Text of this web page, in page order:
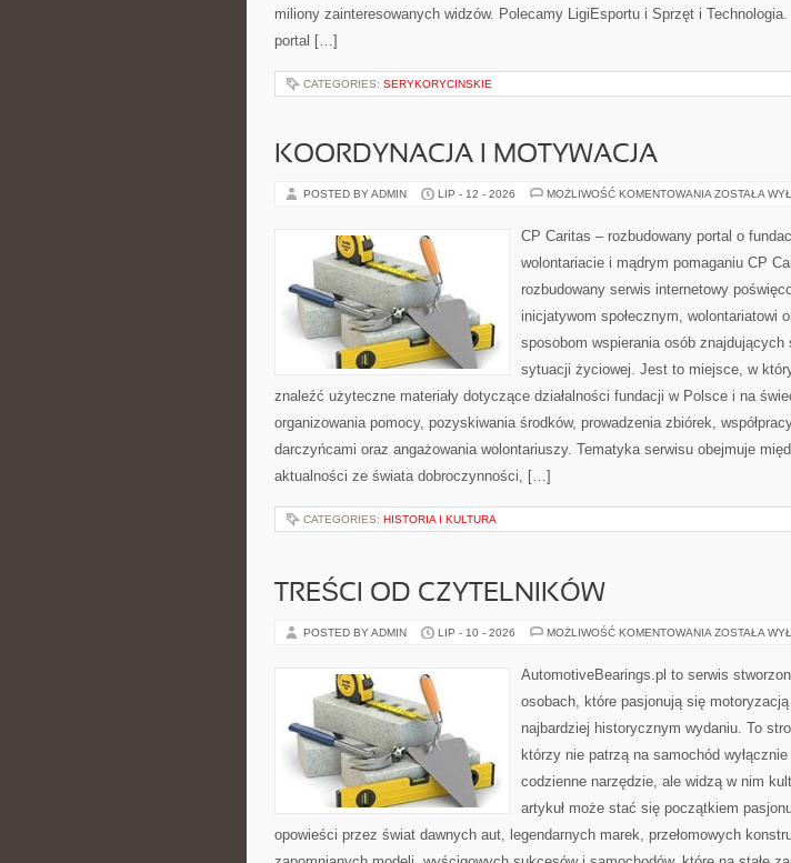
miliony zainteresowanych widzów. Polecamy LigiEsportu i Sprzęt i
portal […]
CATEGORIES: SERYKORYCINSKIE
KOORDYNACJA I MOTYWACJA
POSTED BY ADMIN LIP - 12 - 2026 MOŻLIWOŚĆ KOMENTOWANIA ZOSTAŁA
CP Caritas – rozbudowany portal o
wolontariacie i mądrym pomaganiu CP
rozbudowany serwis internetowy
inicjatywom społecznym, wolontariatowi
sposobom wspierania osób znajdujących
sytuacji życiowej. Jest to miejsce, w
znaleźć użyteczne materiały dotyczące działalności fundacji w Polsce i na
organizowania pomocy, pozyskiwania środków, prowadzenia zbiórek,
darczyńcami oraz angażowania wolontariuszy. Tematyka serwisu obejmuje
aktualności ze świata dobroczynności, […]
CATEGORIES: HISTORIA I KULTURA
TREŚCI OD CZYTELNIKÓW
POSTED BY ADMIN LIP - 10 - 2026 MOŻLIWOŚĆ KOMENTOWANIA TREŚCI
ZOSTAŁA
AutomotiveBearings.pl to serwis
osobach, które pasjonują się motoryzacją
najbardziej historycznym wydaniu. To
którzy nie patrzą na samochód
codzienne narzędzie, ale widzą w nim
artykuł może stać się początkiem
opowieści przez świat dawnych aut, legendarnych marek, przełomowych